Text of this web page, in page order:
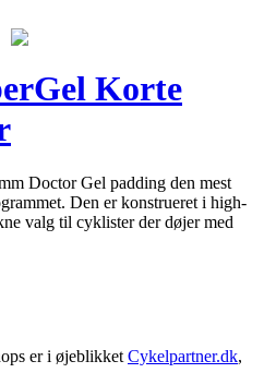
Korte
Doctor Gel padding den mest
Den er konstrueret i high-
valg til cyklister der døjer med
er i øjeblikket Cykelpartner.dk,